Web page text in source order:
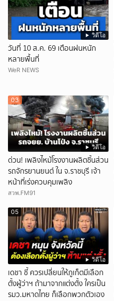
วิดีโอ
วันที่ 10 ส.ค. 69 เตือนฝนหนัก
หลายพื้นที่
WeR NEWS
วิดีโอ
03
ด่วน! เพลิงไหม้โรงงานผลิตชิ้นส่วน
รถจักรยานยนต์ ใน จ.ราชบุรี เจ้า
หน้าที่เร่งควบคุมเพลิง
สวพ.FM91
วิดีโอ
05
เดชา ชี้ ควรเปลี่ยนให้ภูเก็ตมีเลือก
ตั้งผู้ว่าฯ ถ้ามาจากแต่งตั้ง ใครเป็น
รมว.มหาดไทย ก็เลือกพวกตัวเอง